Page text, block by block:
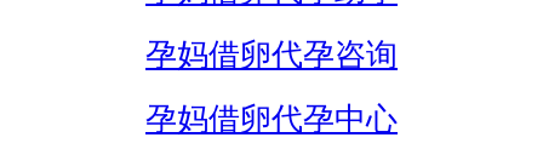
孕妈借卵代孕咨询
孕妈借卵代孕中心